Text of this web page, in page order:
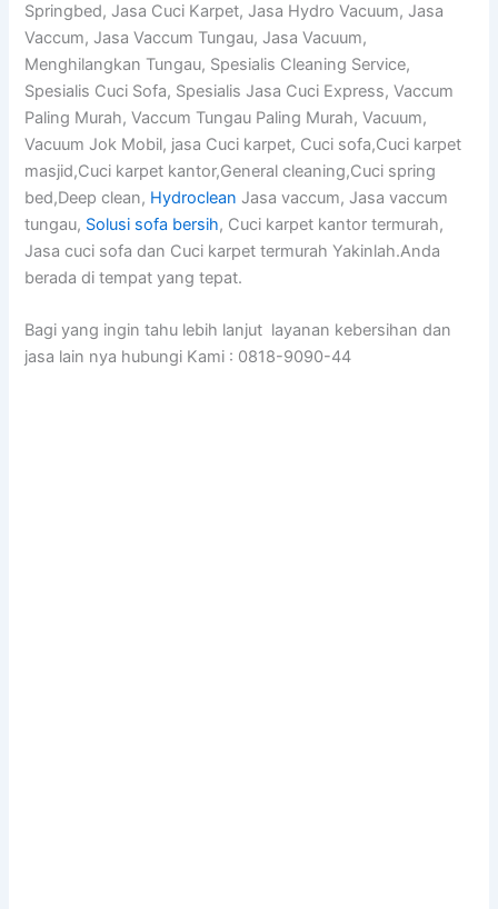
Springbed, Jasa Cuci Karpet, Jasa Hydro Vacuum, Jasa
Vaccum, Jasa Vaccum Tungau, Jasa Vacuum,
Menghilangkan Tungau, Spesialis Cleaning Service,
Spesialis Cuci Sofa, Spesialis Jasa Cuci Express, Vaccum
Paling Murah, Vaccum Tungau Paling Murah, Vacuum,
Vacuum Jok Mobil, jasa Cuci karpet, Cuci sofa,Cuci karpet
masjid,Cuci karpet kantor,General cleaning,Cuci spring
bed,Deep clean, Hydroclean Jasa vaccum, Jasa vaccum
tungau, Solusi sofa bersih, Cuci karpet kantor termurah,
Jasa cuci sofa dan Cuci karpet termurah Yakinlah.Anda
berada di tempat yang tepat.
Bagi yang ingin tahu lebih lanjut layanan kebersihan dan
jasa lain nya hubungi Kami : 0818-9090-44